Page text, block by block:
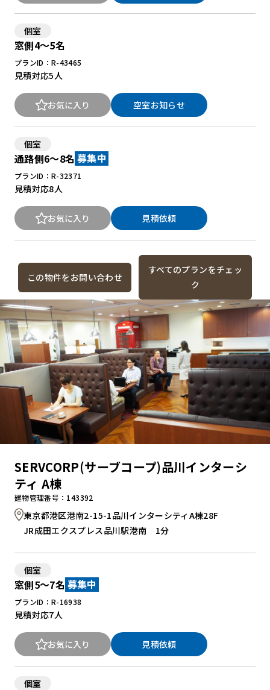
個室
窓側4～5名
プランID：R-43465
見積対応5人
お気に入り 空室お知らせ
個室
通路側6～8名 募集中
プランID：R-32371
見積対応8人
お気に入り 見積依頼
この物件をお問い合わせ
すべてのプランをチェッ
ク
SERVCORP(サーブコープ)品川インターシ
ティ A棟
建物管理番号：143392
東京都港区港南2-15-1品川インターシティA棟28F
JR成田エクスプレス品川駅港南 1分
個室
窓側5～7名 募集中
プランID：R-16938
見積対応7人
お気に入り 見積依頼
個室